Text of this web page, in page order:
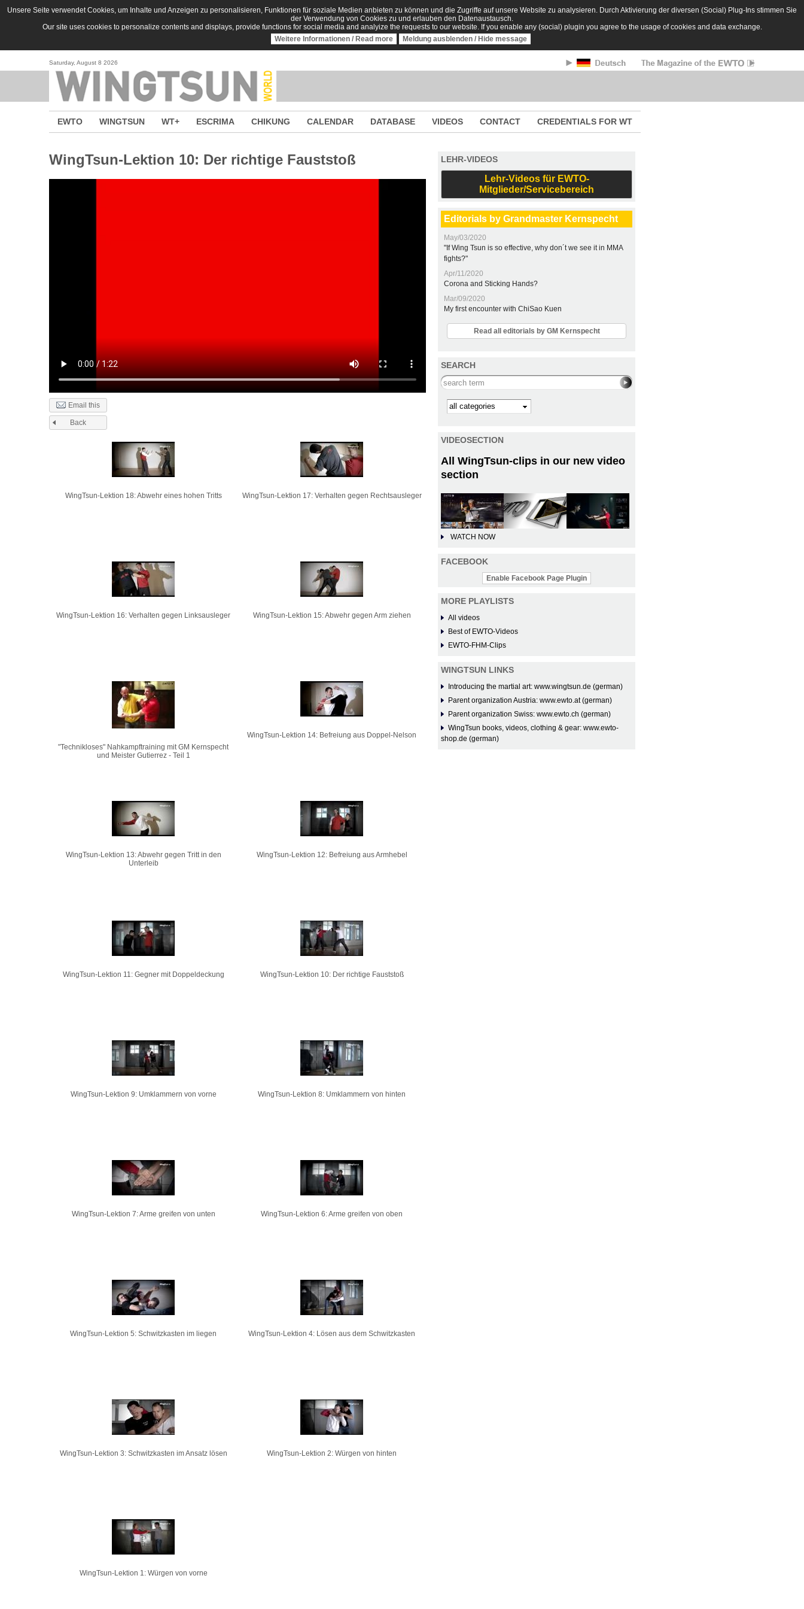
Skip to main content
Unsere Seite verwendet Cookies, um Inhalte und Anzeigen zu personalisieren, Funktionen für soziale Medien anbieten zu können und die Zugriffe auf unsere Website zu analysieren. Durch Aktivierung der diversen (Social) Plug-Ins stimmen Sie
der Verwendung von Cookies zu und erlauben den Datenaustausch.
Our site uses cookies to personalize contents and displays, provide functions for social media and analyize the requests to our website. If you enable any (social) plugin you agree to the usage of cookies and data exchange.
Weitere Informationen / Read more
Meldung ausblenden / Hide message
Saturday, August 8 2026
EWTO WINGTSUN WT+ ESCRIMA CHIKUNG CALENDAR DATABASE VIDEOS CONTACT CREDENTIALS FOR WT
WingTsun-Lektion 10: Der richtige Fauststoß
Email this
Back
WingTsun-Lektion 18: Abwehr eines hohen Tritts WingTsun-Lektion 17: Verhalten gegen Rechtsausleger
WingTsun-Lektion 16: Verhalten gegen Linksausleger WingTsun-Lektion 15: Abwehr gegen Arm ziehen
"Technikloses" Nahkampftraining mit GM Kernspecht
und Meister Gutierrez - Teil 1
WingTsun-Lektion 14: Befreiung aus Doppel-Nelson
WingTsun-Lektion 13: Abwehr gegen Tritt in den
Unterleib
WingTsun-Lektion 12: Befreiung aus Armhebel
WingTsun-Lektion 11: Gegner mit Doppeldeckung WingTsun-Lektion 10: Der richtige Fauststoß
WingTsun-Lektion 9: Umklammern von vorne WingTsun-Lektion 8: Umklammern von hinten
WingTsun-Lektion 7: Arme greifen von unten WingTsun-Lektion 6: Arme greifen von oben
WingTsun-Lektion 5: Schwitzkasten im liegen WingTsun-Lektion 4: Lösen aus dem Schwitzkasten
WingTsun-Lektion 3: Schwitzkasten im Ansatz lösen WingTsun-Lektion 2: Würgen von hinten
WingTsun-Lektion 1: Würgen von vorne
LEHR-VIDEOS
Lehr-Videos für EWTO-
Mitglieder/Servicebereich
Editorials by Grandmaster Kernspecht
May/03/2020
"If Wing Tsun is so effective, why don´t we see it in MMA
fights?"
Apr/11/2020
Corona and Sticking Hands?
Mar/09/2020
My first encounter with ChiSao Kuen
Read all editorials by GM Kernspecht
SEARCH
Search this site
Kategorie
VIDEOSECTION
All WingTsun-clips in our new video
section
WATCH NOW
FACEBOOK
Enable Facebook Page Plugin
MORE PLAYLISTS
All videos
Best of EWTO-Videos
EWTO-FHM-Clips
WINGTSUN LINKS
Introducing the martial art: www.wingtsun.de (german)
Parent organization Austria: www.ewto.at (german)
Parent organization Swiss: www.ewto.ch (german)
WingTsun books, videos, clothing & gear: www.ewto-
shop.de (german)